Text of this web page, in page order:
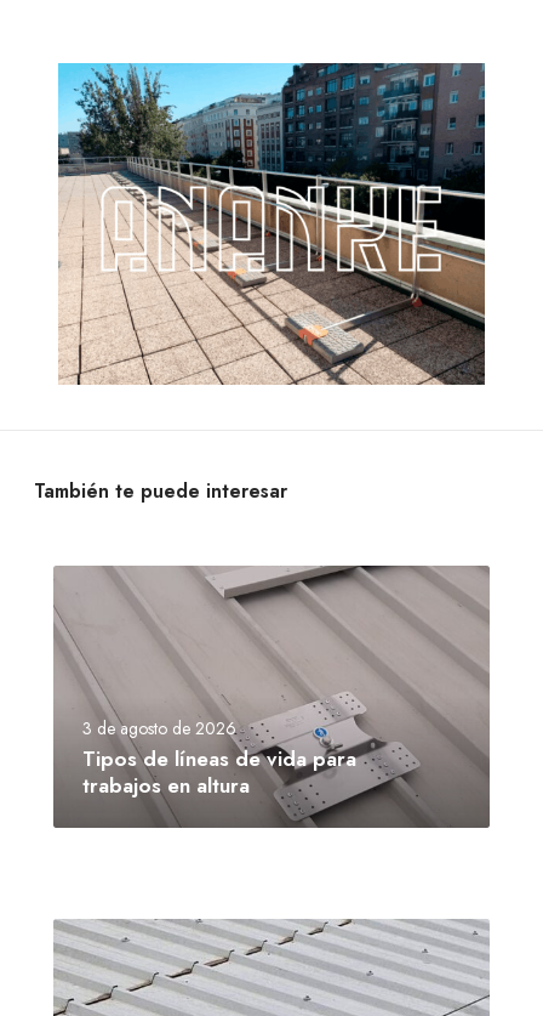
También te puede interesar
3 de agosto de 2026
Tipos de líneas de vida para
trabajos en altura